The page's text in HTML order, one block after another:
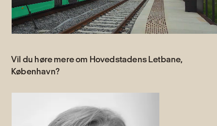
Vil du høre mere om Hovedstadens Letbane,
København?